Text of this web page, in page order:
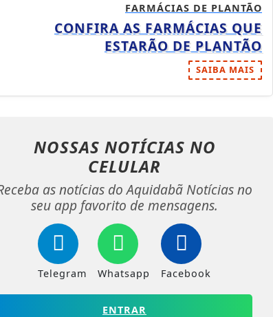
FARMÁCIAS DE PLANTÃO
CONFIRA AS FARMÁCIAS QUE
ESTARÃO DE PLANTÃO
SAIBA MAIS
NOSSAS NOTÍCIAS NO
CELULAR
as notícias do Aquidabã Notícias no
seu app favorito de mensagens.
Telegram Whatsapp Facebook
ENTRAR